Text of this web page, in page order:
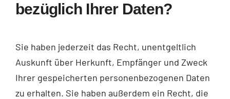
bezüglich Ihrer Daten?
Sie haben jederzeit das Recht, unentgeltlich
Auskunft über Herkunft, Empfänger und Zweck
Ihrer gespeicherten personenbezogenen Daten
zu erhalten. Sie haben außerdem ein Recht, die